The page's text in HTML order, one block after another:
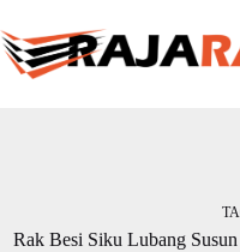
to
content
Rak Besi Siku Lubang